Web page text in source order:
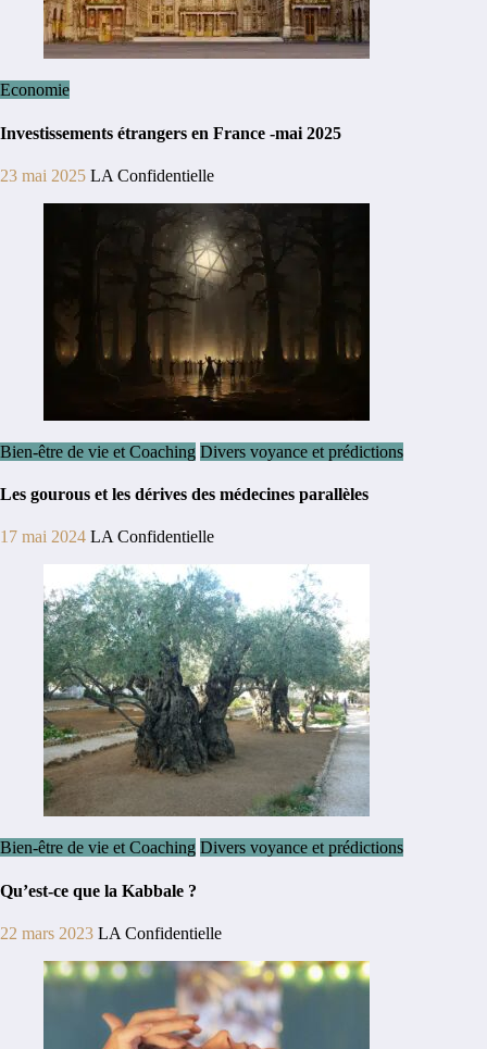
Economie
Investissements étrangers en France -mai 2025
23 mai 2025 LA Confidentielle
Bien-être de vie et Coaching Divers voyance et prédictions
Les gourous et les dérives des médecines parallèles
17 mai 2024 LA Confidentielle
Bien-être de vie et Coaching Divers voyance et prédictions
Qu’est-ce que la Kabbale ?
22 mars 2023 LA Confidentielle